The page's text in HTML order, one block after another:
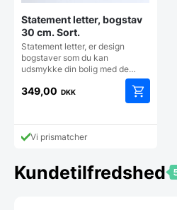
Statement letter, bogstav
30 cm. Sort.
Statement letter, er design
bogstaver som du kan
udsmykke din bolig med de…
349,00 DKK
Vi prismatcher
Kundetilfredshed